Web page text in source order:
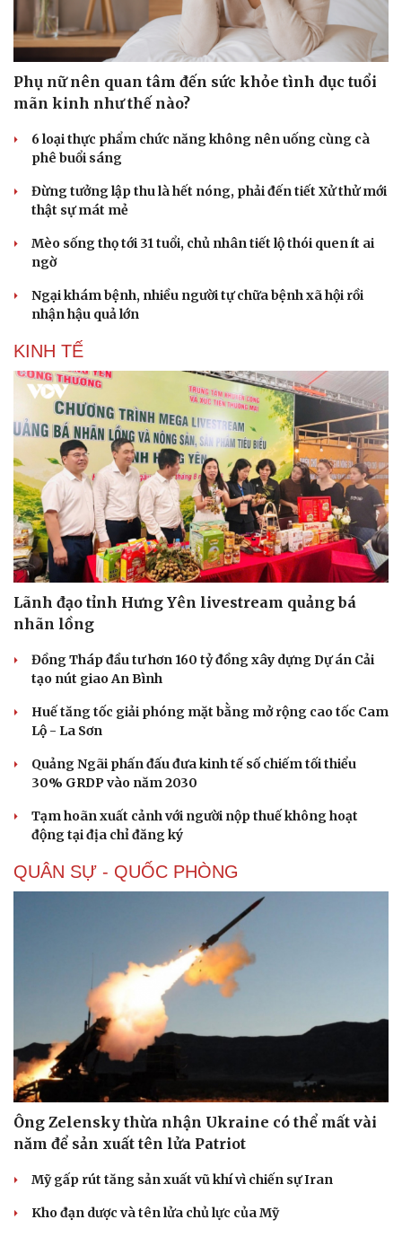
Doanh nghiệp
Thông tin doanh nghiệp
Doanh nghiệp 24h
Doanh nhân
Vì cộng đồng
Công nghệ
Sành điệu
Tin Công nghệ
Trải nghiệm
Phụ nữ nên quan tâm đến sức khỏe tình dục tuổi
mãn kinh như thế nào?
6 loại thực phẩm chức năng không nên uống cùng cà
phê buổi sáng
Đừng tưởng lập thu là hết nóng, phải đến tiết Xử thử mới
thật sự mát mẻ
Mèo sống thọ tới 31 tuổi, chủ nhân tiết lộ thói quen ít ai
ngờ
Ngại khám bệnh, nhiều người tự chữa bệnh xã hội rồi
nhận hậu quả lớn
KINH TẾ
Lãnh đạo tỉnh Hưng Yên livestream quảng bá
nhãn lồng
Đồng Tháp đầu tư hơn 160 tỷ đồng xây dựng Dự án Cải
tạo nút giao An Bình
Huế tăng tốc giải phóng mặt bằng mở rộng cao tốc Cam
Lộ - La Sơn
Quảng Ngãi phấn đấu đưa kinh tế số chiếm tối thiểu
30% GRDP vào năm 2030
Tạm hoãn xuất cảnh với người nộp thuế không hoạt
động tại địa chỉ đăng ký
QUÂN SỰ - QUỐC PHÒNG
Ông Zelensky thừa nhận Ukraine có thể mất vài
năm để sản xuất tên lửa Patriot
Mỹ gấp rút tăng sản xuất vũ khí vì chiến sự Iran
Kho đạn dược và tên lửa chủ lực của Mỹ